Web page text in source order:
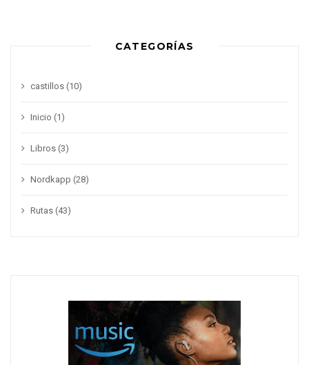
CATEGORÍAS
castillos (10)
Inicio (1)
Libros (3)
Nordkapp (28)
Rutas (43)